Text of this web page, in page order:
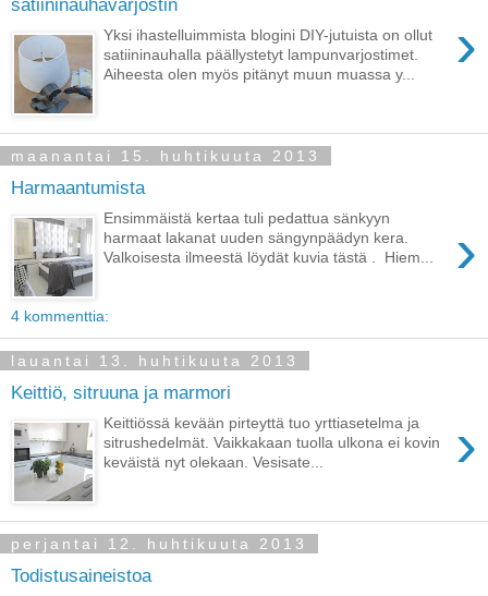
›
Yksi ihastelluimmista blogini DIY-jutuista on ollut
satiininauhalla päällystetyt lampunvarjostimet.
Aiheesta olen myös pitänyt muun muassa y...
maanantai 15. huhtikuuta 2013
Harmaantumista
›
Ensimmäistä kertaa tuli pedattua sänkyyn
harmaat lakanat uuden sängynpäädyn kera.
Valkoisesta ilmeestä löydät kuvia tästä . Hiem...
4 kommenttia:
lauantai 13. huhtikuuta 2013
Keittiö, sitruuna ja marmori
›
Keittiössä kevään pirteyttä tuo yrttiasetelma ja
sitrushedelmät. Vaikkakaan tuolla ulkona ei kovin
keväistä nyt olekaan. Vesisate...
perjantai 12. huhtikuuta 2013
Todistusaineistoa